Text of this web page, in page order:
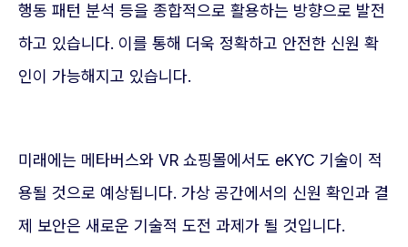
행동 패턴 분석 등을 종합적으로 활용하는 방향으로 발전
하고 있습니다. 이를 통해 더욱 정확하고 안전한 신원 확
인이 가능해지고 있습니다.
미래에는 메타버스와 VR 쇼핑몰에서도 eKYC 기술이 적
용될 것으로 예상됩니다. 가상 공간에서의 신원 확인과 결
제 보안은 새로운 기술적 도전 과제가 될 것입니다.